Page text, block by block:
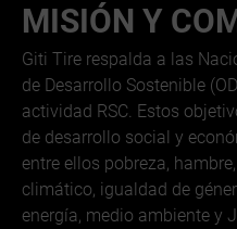
MISIÓN Y
Giti Tire respalda a las
de Desarrollo Sostenible
actividad RSC. Estos
de desarrollo social y
entre ellos pobreza,
climático, igualdad de
energía, medio ambiente y